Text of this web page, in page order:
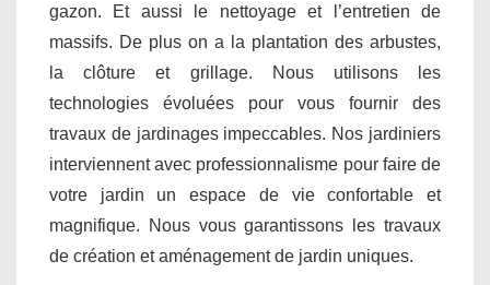
gazon. Et aussi le nettoyage et l’entretien de
massifs. De plus on a la plantation des arbustes,
la clôture et grillage. Nous utilisons les
technologies évoluées pour vous fournir des
travaux de jardinages impeccables. Nos jardiniers
interviennent avec professionnalisme pour faire de
votre jardin un espace de vie confortable et
magnifique. Nous vous garantissons les travaux
de création et aménagement de jardin uniques.